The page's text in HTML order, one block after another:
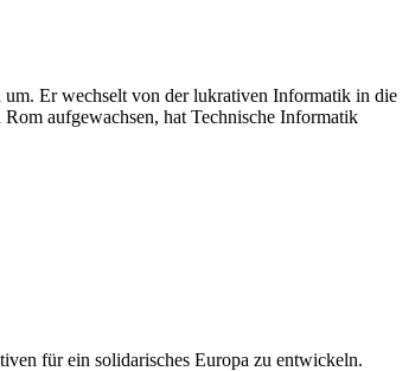
Er wechselt von der lukrativen Informatik in die
aufgewachsen, hat Technische Informatik
für ein solidarisches Europa zu entwickeln.